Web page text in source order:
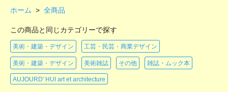
ホーム > 全商品
この商品と同じカテゴリーで探す
美術・建築・デザイン 工芸・民芸・商業デザイン
美術・建築・デザイン 美術雑誌 その他 雑誌・ムック本
AUJOURD' HUI art et architecture